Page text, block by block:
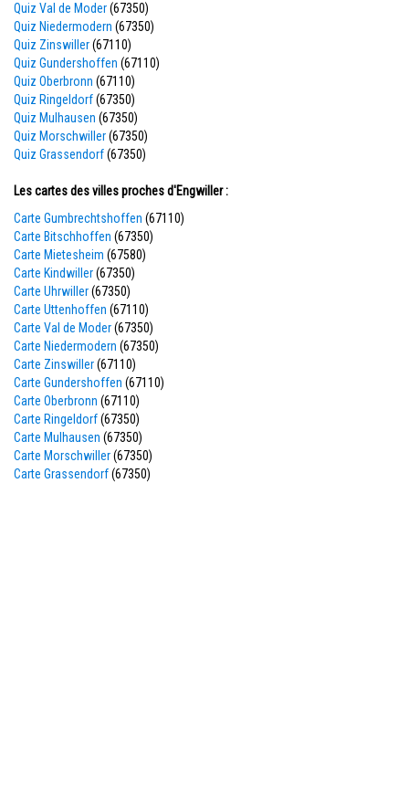
Quiz Val de Moder(67350)
Quiz Niedermodern (67350)
Quiz Zinswiller(67110)
Quiz Gundershoffen (67110)
Quiz Oberbronn (67110)
Quiz Ringeldorf(67350)
Quiz Mulhausen (67350)
Quiz Morschwiller(67350)
Quiz Grassendorf(67350)
Les cartes des villes proches d'Engwiller :
Carte Gumbrechtshoffen (67110)
Carte Bitschhoffen (67350)
Carte Mietesheim (67580)
Carte Kindwiller(67350)
Carte Uhrwiller(67350)
Carte Uttenhoffen (67110)
Carte Val de Moder(67350)
Carte Niedermodern (67350)
Carte Zinswiller(67110)
Carte Gundershoffen (67110)
Carte Oberbronn (67110)
Carte Ringeldorf(67350)
Carte Mulhausen (67350)
Carte Morschwiller(67350)
Carte Grassendorf(67350)